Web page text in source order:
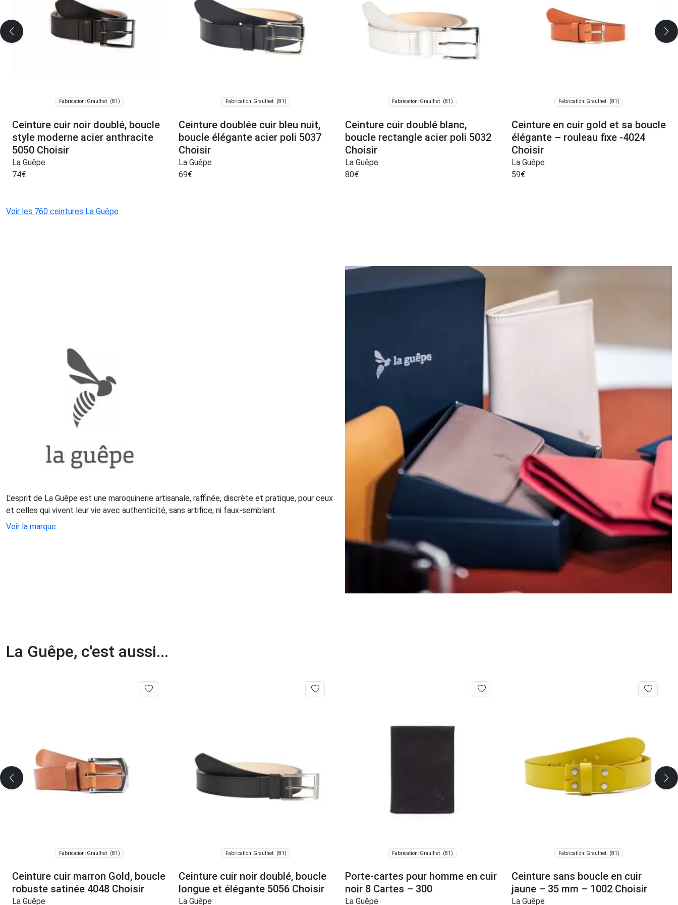
Fabrication: Graulhet (81)
Ceinture cuir noir doublé, boucle
style moderne acier anthracite
5050 Choisir
La Guêpe
74€
Fabrication: Graulhet (81)
Ceinture doublée cuir bleu nuit,
boucle élégante acier poli 5037
Choisir
La Guêpe
69€
Fabrication: Graulhet (81)
Ceinture cuir doublé blanc,
boucle rectangle acier poli 5032
Choisir
La Guêpe
80€
Fabrication: Graulhet (81)
Ceinture en cuir gold et sa boucle
élégante – rouleau fixe -4024
Choisir
La Guêpe
59€
Voir les 760 ceintures La Guêpe
L'esprit de La Guêpe est une maroquinerie artisanale, raffinée, discrète et pratique, pour ceux
et celles qui vivent leur vie avec authenticité, sans artifice, ni faux-semblant.
Voir la marque
La Guêpe, c'est aussi...
Fabrication: Graulhet (81)
Ceinture cuir marron Gold, boucle
robuste satinée 4048 Choisir
La Guêpe
Fabrication: Graulhet (81)
Ceinture cuir noir doublé, boucle
longue et élégante 5056 Choisir
La Guêpe
Fabrication: Graulhet (81)
Porte-cartes pour homme en cuir
noir 8 Cartes – 300
La Guêpe
Fabrication: Graulhet (81)
Ceinture sans boucle en cuir
jaune – 35 mm – 1002 Choisir
La Guêpe